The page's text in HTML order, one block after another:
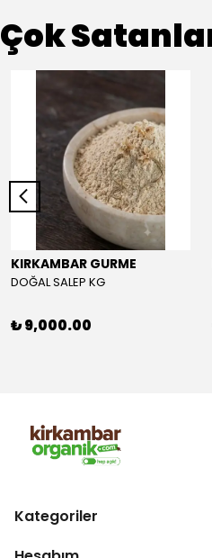
Çok
KIRKAMBAR GURME
DOĞAL SALEP KG
₺ 9,000.00
Kategoriler